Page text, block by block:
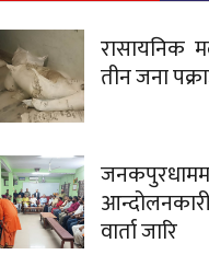
रासायनिक
तीन जना
वार्ता जारि